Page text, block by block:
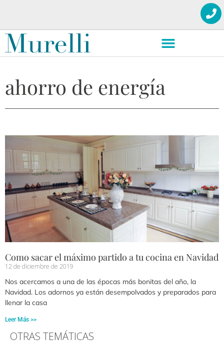
ahorro de energía
Como sacar el máximo partido a tu cocina en Navidad
12 de diciembre de 2019
Nos acercamos a una de las épocas más bonitas del año, la
Navidad. Los adornos ya están desempolvados y preparados para
llenar la casa
Leer Más >>
OTRAS TEMÁTICAS